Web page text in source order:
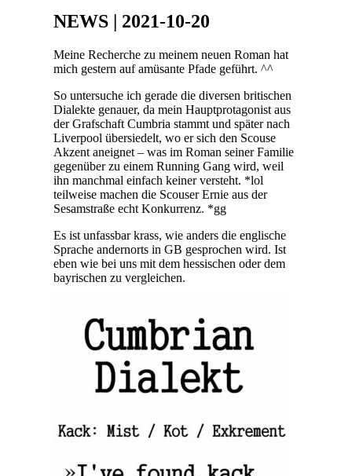
NEWS | 2021-10-20
Meine Recherche zu meinem neuen Roman hat
mich gestern auf amüsante Pfade geführt. ^^
So untersuche ich gerade die diversen britischen
Dialekte genauer, da mein Hauptprotagonist aus
der Grafschaft Cumbria stammt und später nach
Liverpool übersiedelt, wo er sich den Scouse
Akzent aneignet – was im Roman seiner Familie
gegenüber zu einem Running Gang wird, weil
ihn manchmal einfach keiner versteht. *lol
teilweise machen die Scouser Ernie aus der
Sesamstraße echt Konkurrenz. *gg
Es ist unfassbar krass, wie anders die englische
Sprache andernorts in GB gesprochen wird. Ist
eben wie bei uns mit dem hessischen oder dem
bayrischen zu vergleichen.